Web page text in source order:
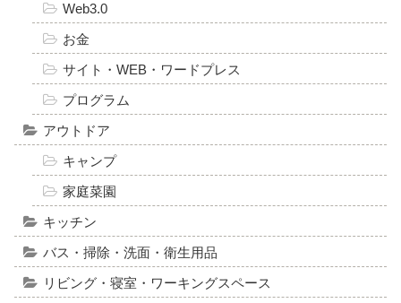
Web3.0
お金
サイト・WEB・ワードプレス
プログラム
アウトドア
キャンプ
家庭菜園
キッチン
バス・掃除・洗面・衛生用品
リビング・寝室・ワーキングスペース